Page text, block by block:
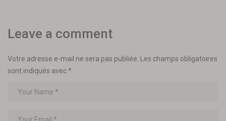
Leave a comment
Votre adresse e-mail ne sera pas publiée.
Les champs obligatoires
sont indiqués avec*